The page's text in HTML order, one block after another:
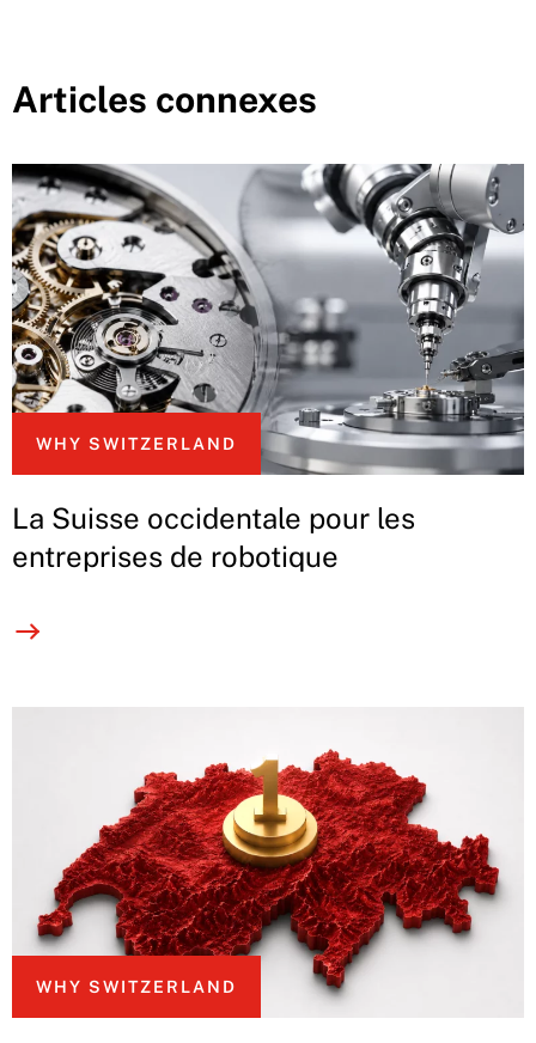
Articles connexes
WHY SWITZERLAND
La Suisse occidentale pour les
entreprises de robotique
WHY SWITZERLAND